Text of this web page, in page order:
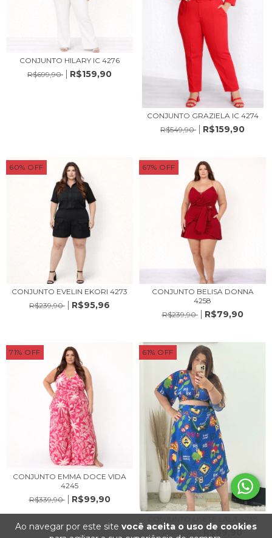
Ao navegar por este site você aceita o uso de cookies
CONJUNTO HILARY IC 4276
R$699,90
R$159,90
CONJUNTO GRAZIELA IC 4274
R$549,90
R$159,90
60% OFF
CONJUNTO EVELIN EKORI 4273
R$239,90
R$95,96
67% OFF
CONJUNTO BELISA DONNA
4258
R$239,90
R$79,90
71% OFF
CONJUNTO EMMA DOCE VIDA
4245
R$339,90
R$99,90
61% OFF
R$179,90
R$69,90